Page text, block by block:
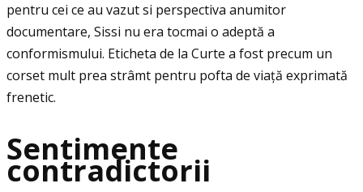
pentru cei ce au vazut si perspectiva anumitor
documentare, Sissi nu era tocmai o adeptă a
conformismului. Eticheta de la Curte a fost precum un
corset mult prea strâmt pentru pofta de viaţă exprimată
frenetic.
Sentimente
contradictorii